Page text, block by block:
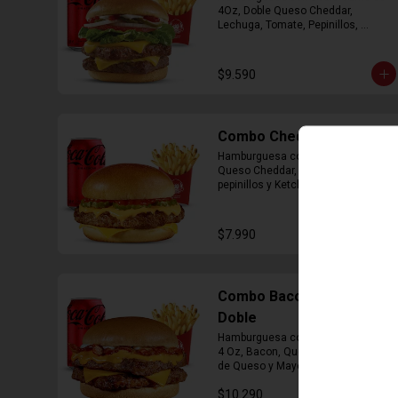
4Oz, Doble Queso Cheddar,
Lechuga, Tomate, Pepinillos,
$9.590
Combo Cheddar Melt
Hamburguesa con 1 Carne de 4 Oz,
Queso Cheddar, Salsa de Queso,
pepinillos y Ketchup, Papas Fritas
$7.990
Combo Bacon Cheddar
Doble
Hamburguesa con Doble Carne de
4 Oz, Bacon, Queso Cheddar, Salsa
de Queso y Mayonesa, Papas Fritas
$10.290